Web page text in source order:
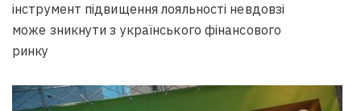
інструмент підвищення лояльності невдовзі
може зникнути з українського фінансового
ринку